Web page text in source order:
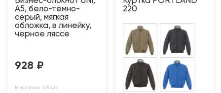
A5, бело-темно-
серый, мягкая
обложка, в линейку,
черное ляссе
928 ₽
В наличии: 678 шт
220